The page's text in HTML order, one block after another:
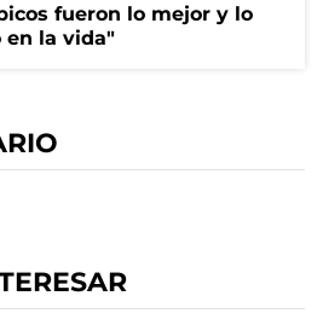
fueron lo mejor y lo
en la vida"